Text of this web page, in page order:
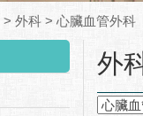
> 外科 > 心臟血管外科
:::
外